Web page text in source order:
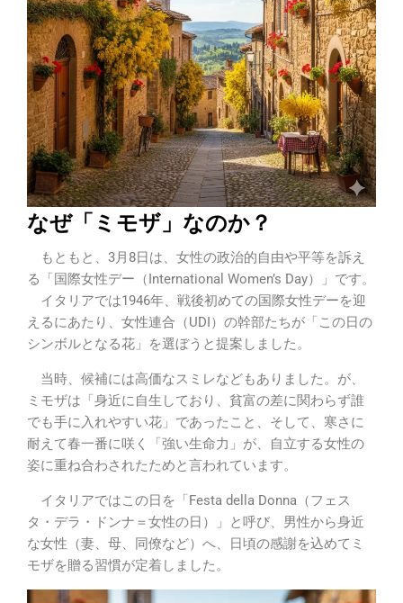
なぜ「ミモザ」なのか？
もともと、3月8日は、女性の政治的自由や平等を訴え
る「国際女性デー（International Women’s Day）」です。
イタリアでは1946年、戦後初めての国際女性デーを迎
えるにあたり、女性連合（UDI）の幹部たちが「この日の
シンボルとなる花」を選ぼうと提案しました。
当時、候補には高価なスミレなどもありました。が、
ミモザは「身近に自生しており、貧富の差に関わらず誰
でも手に入れやすい花」であったこと、そして、寒さに
耐えて春一番に咲く「強い生命力」が、自立する女性の
姿に重ね合わされたためと言われています。
イタリアではこの日を「Festa della Donna（フェス
タ・デラ・ドンナ＝女性の日）」と呼び、男性から身近
な女性（妻、母、同僚など）へ、日頃の感謝を込めてミ
モザを贈る習慣が定着しました。